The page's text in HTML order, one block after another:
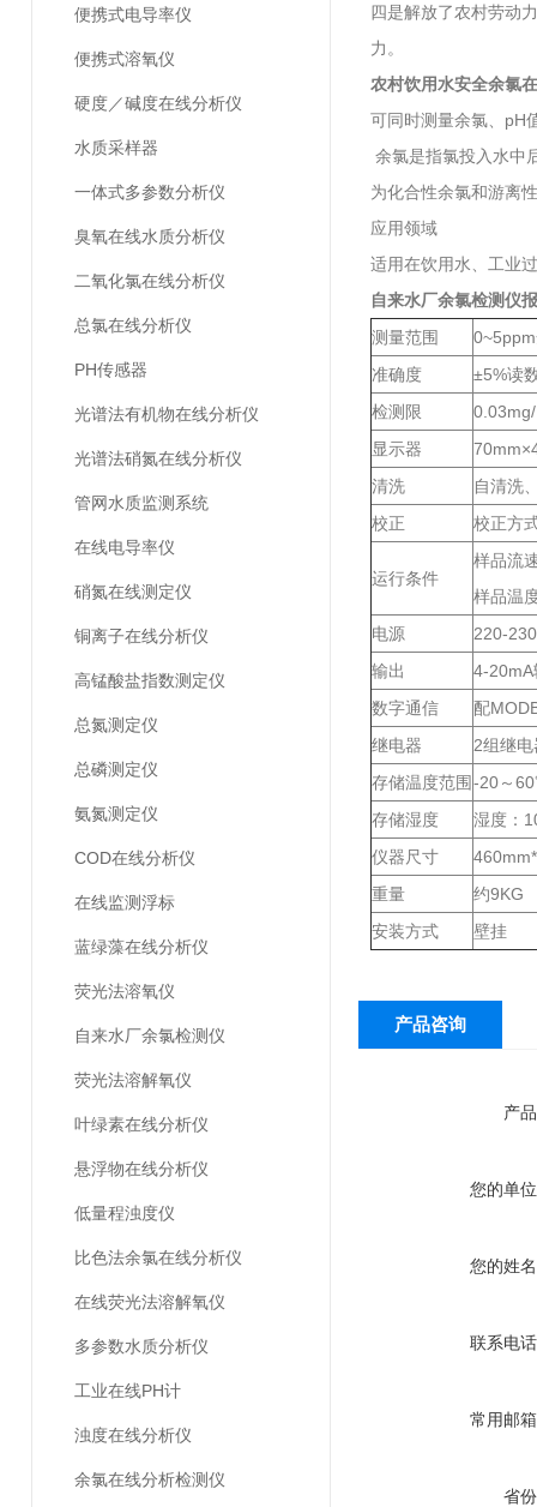
便携式电导率仪
便携式溶氧仪
硬度／碱度在线分析仪
水质采样器
一体式多参数分析仪
臭氧在线水质分析仪
二氧化氯在线分析仪
总氯在线分析仪
PH传感器
光谱法有机物在线分析仪
光谱法硝氮在线分析仪
管网水质监测系统
在线电导率仪
硝氮在线测定仪
铜离子在线分析仪
高锰酸盐指数测定仪
总氮测定仪
总磷测定仪
氨氮测定仪
COD在线分析仪
在线监测浮标
蓝绿藻在线分析仪
荧光法溶氧仪
自来水厂余氯检测仪
荧光法溶解氧仪
叶绿素在线分析仪
悬浮物在线分析仪
低量程浊度仪
比色法余氯在线分析仪
在线荧光法溶解氧仪
多参数水质分析仪
工业在线PH计
浊度在线分析仪
余氯在线分析检测仪
四是解放了农村劳动
力。
农村饮用水安全余氯
可同时测量余氯、pH
余氯是指氯投入水中
为化合性余氯和游离
应用领域
适用在饮用水、工业
自来水厂余氯检测仪
测量范围
准确度
±5%读
检测限
显示器
清洗
自清洗
校正
校正方
运行条件
样品流
样品温
电源
220-
输出
4-20mA
数字通信
配
继电器
2组继电
存储温度范围-20～
存储湿度
湿度：
仪器尺寸
重量
约9KG
安装方式
壁挂
产品咨询
产
您的单
您的姓
联系电
常用邮
省